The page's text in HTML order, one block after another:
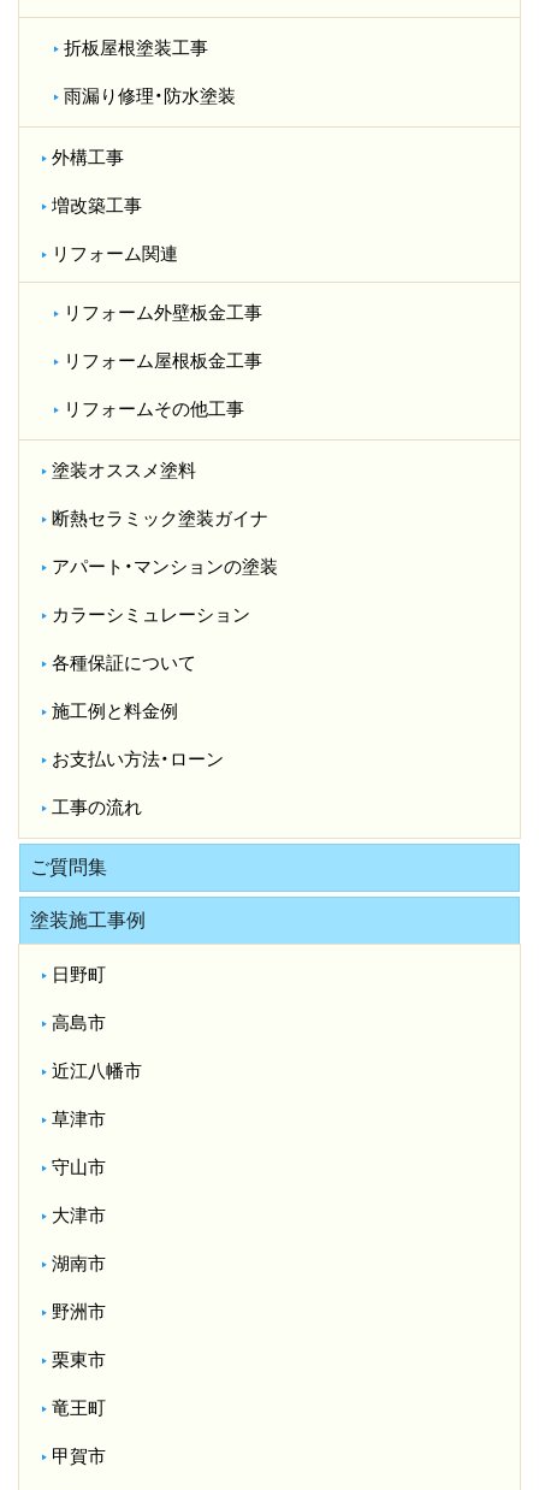
折板屋根塗装工事
雨漏り修理・防水塗装
外構工事
増改築工事
リフォーム関連
リフォーム外壁板金工事
リフォーム屋根板金工事
リフォームその他工事
塗装オススメ塗料
断熱セラミック塗装ガイナ
アパート・マンションの塗装
カラーシミュレーション
各種保証について
施工例と料金例
お支払い方法・ローン
工事の流れ
ご質問集
塗装施工事例
日野町
高島市
近江八幡市
草津市
守山市
大津市
湖南市
野洲市
栗東市
竜王町
甲賀市